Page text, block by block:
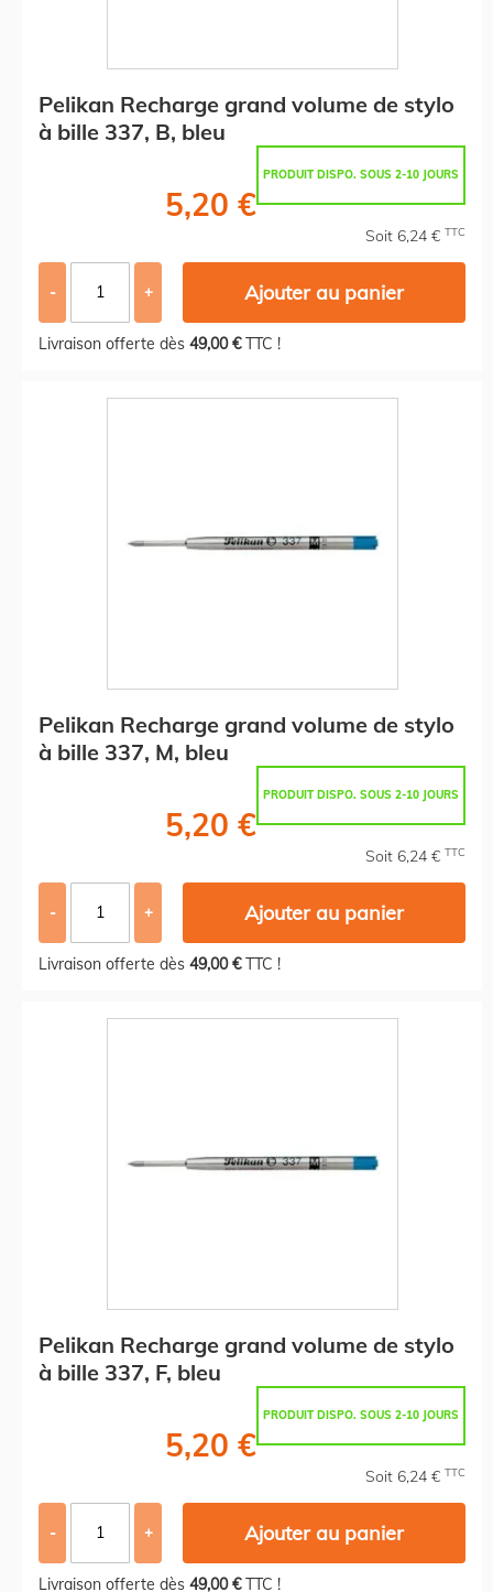
Pelikan Recharge grand volume de stylo
à bille 337, B, bleu
PRODUIT DISPO. SOUS 2-10 JOURS
5,20 €
Soit 6,24 € TTC
- + Ajouter au panier
Livraison offerte dès 49,00 €TTC !
Pelikan Recharge grand volume de stylo
à bille 337, M, bleu
PRODUIT DISPO. SOUS 2-10 JOURS
5,20 €
Soit 6,24 € TTC
- + Ajouter au panier
Livraison offerte dès 49,00 €TTC !
Pelikan Recharge grand volume de stylo
à bille 337, F, bleu
PRODUIT DISPO. SOUS 2-10 JOURS
5,20 €
Soit 6,24 € TTC
- + Ajouter au panier
Livraison offerte dès 49,00 €TTC !